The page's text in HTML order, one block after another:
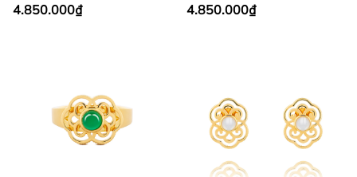
4.850.000₫ 4.850.000₫